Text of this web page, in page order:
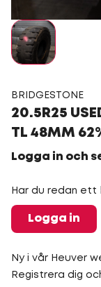
BRIDGESTONE
20.5R25
TL 48MM
Logga in och
Har du redan ett
Logga in
Ny i vår Heuver
Registrera dig